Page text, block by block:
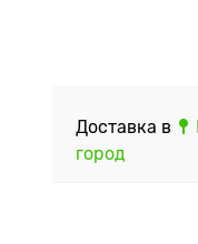
Доставка в
город